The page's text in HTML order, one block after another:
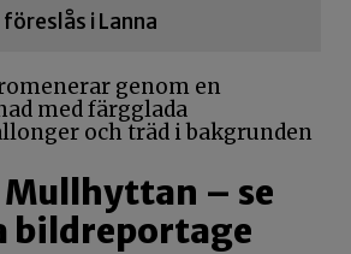
i Lanna
– se
bildreportage